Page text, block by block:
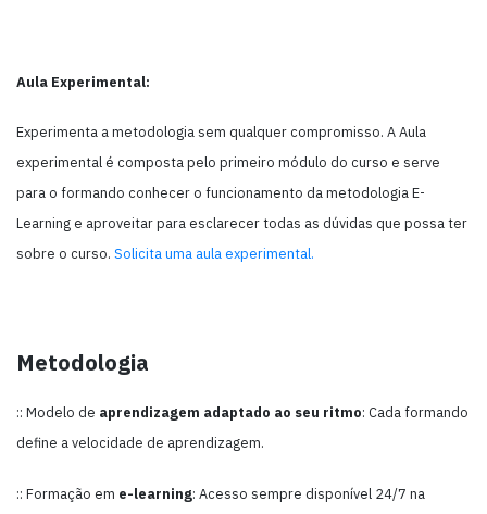
Aula Experimental:
Experimenta a metodologia sem qualquer compromisso. A Aula
experimental é composta pelo primeiro módulo do curso e serve
para o formando conhecer o funcionamento da metodologia E-
Learning e aproveitar para esclarecer todas as dúvidas que possa ter
sobre o curso. Solicita uma aula experimental.
Metodologia
:: Modelo de aprendizagem adaptado ao seu ritmo: Cada formando
define a velocidade de aprendizagem.
:: Formação em e-learning: Acesso sempre disponível 24/7 na